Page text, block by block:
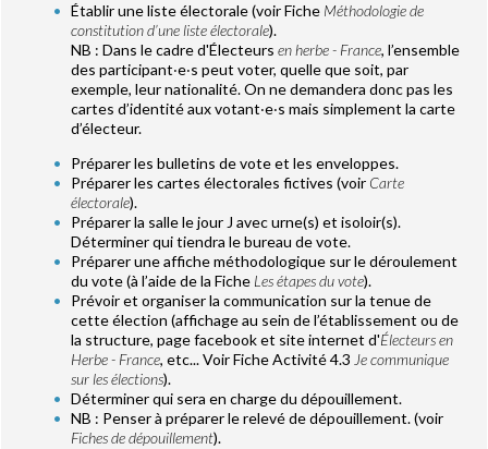
Établir une liste électorale (voir Fiche Méthodologie de
constitution d’une liste électorale).
NB : Dans le cadre d'Électeurs en herbe - France, l’ensemble
des participant‧e‧s peut voter, quelle que soit, par
exemple, leur nationalité. On ne demandera donc pas les
cartes d’identité aux votant‧e‧s mais simplement la carte
d’électeur.
Préparer les bulletins de vote et les enveloppes.
Préparer les cartes électorales fictives (voir Carte
électorale).
Préparer la salle le jour J avec urne(s) et isoloir(s).
Déterminer qui tiendra le bureau de vote.
Préparer une affiche méthodologique sur le déroulement
du vote (à l’aide de la Fiche Les étapes du vote).
Prévoir et organiser la communication sur la tenue de
cette élection (affichage au sein de l’établissement ou de
la structure, page facebook et site internet d'Électeurs en
Herbe - France, etc... Voir Fiche Activité 4.3 Je communique
sur les élections).
Déterminer qui sera en charge du dépouillement.
NB : Penser à préparer le relevé de dépouillement. (voir
Fiches de dépouillement).